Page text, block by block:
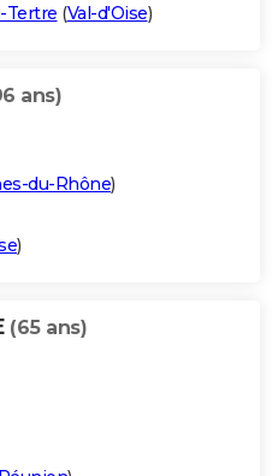
Tertre (Val-d'Oise)
ans)
du-Rhône)
)
(65 ans)